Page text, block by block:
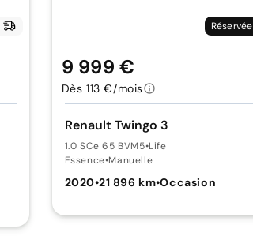
Réservée
Renault Twingo 3
1.0 SCe 65 BVM5•Life
Essence•Manuelle
2020•21 896 km•Occasion
9 999 €
Dès 113 €/mois